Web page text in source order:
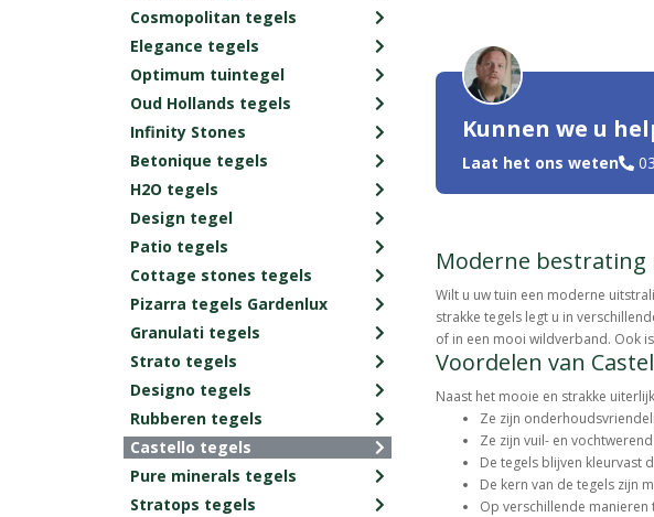
Cosmopolitan tegels
Elegance tegels
Optimum tuintegel
Oud Hollands tegels
Infinity Stones
Betonique tegels
H2O tegels
Design tegel
Patio tegels
Cottage stones tegels
Pizarra tegels Gardenlux
Granulati tegels
Strato tegels
Designo tegels
Rubberen tegels
Castello tegels
Pure minerals tegels
Stratops tegels
Kunnen we u
Laat het ons weten
Moderne bestrating
Wilt u uw tuin een moderne
strakke tegels legt u in
of in een mooi wildverband. Ook
Voordelen van
Naast het mooie en strakke
Ze zijn
Ze zijn vuil- en
De tegels blijven kleurvast
De kern van de tegels zijn
Op verschillende